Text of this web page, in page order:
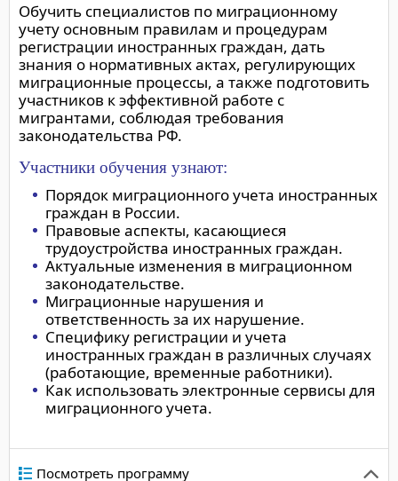
Обучить специалистов по миграционному
учету основным правилам и процедурам
регистрации иностранных граждан, дать
знания о нормативных актах, регулирующих
миграционные процессы, а также подготовить
участников к эффективной работе с
мигрантами, соблюдая требования
законодательства РФ.
Участники обучения узнают:
Порядок миграционного учета иностранных
граждан в России.
Правовые аспекты, касающиеся
трудоустройства иностранных граждан.
Актуальные изменения в миграционном
законодательстве.
Миграционные нарушения и
ответственность за их нарушение.
Специфику регистрации и учета
иностранных граждан в различных случаях
(работающие, временные работники).
Как использовать электронные сервисы для
миграционного учета.
Посмотреть программу